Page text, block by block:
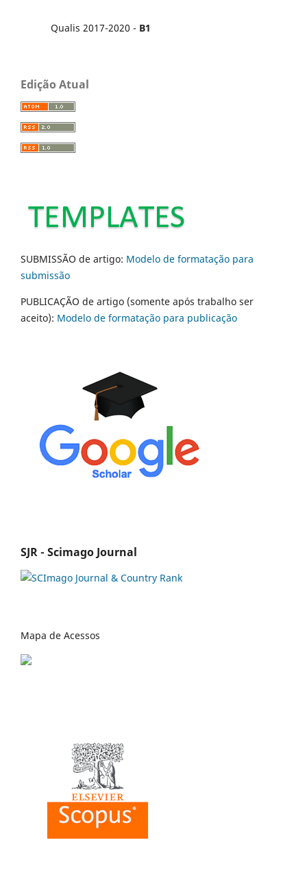
Qualis 2017-2020 - B1
Edição Atual
SUBMISSÃO de artigo: Modelo de formatação para
submissão
PUBLICAÇÃO de artigo (somente após trabalho ser
aceito): Modelo de formatação para publicação
SJR - Scimago Journal
Mapa de Acessos